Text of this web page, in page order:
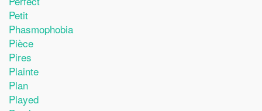
Petit
Phasmophobia
Pièce
Pires
Plainte
Plan
Played